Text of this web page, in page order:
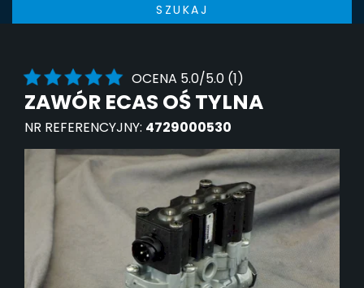
SZUKAJ
OCENA 5.0/5.0 (1)
ZAWÓR ECAS OŚ TYLNA
NR REFERENCYJNY: 4729000530